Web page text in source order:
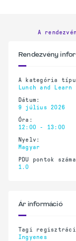
A
Rendezvény
A kategória
Lunch and Learn
Dátum:
9 július 2026
Óra:
12:00 - 13:00
Nyelv:
Magyar
PDU pontok
1.0
Ár információ
Tagi
Ingyenes